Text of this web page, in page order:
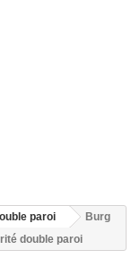
paroi
Burg
double paroi